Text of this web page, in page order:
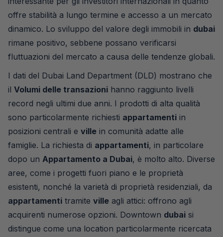
offre stabilità a lungo termine e accesso a un mercato
dinamico. Lo sviluppo del valore degli immobili in dubai
rimane positivo, sebbene possano verificarsi
fluttuazioni del mercato a causa delle tendenze globali.
I dati del Dubai Land Department (DLD) mostrano che
il Volumi delle transazioni hanno raggiunto livelli
record negli ultimi due anni. I prodotti di alta qualità
sono particolarmente richiesti appartamenti in
posizioni centrali e ville in comunità adatte alle
famiglie. La richiesta di appartamenti, in particolare
dopo un Appartamento a Dubai, è molto alto. Diverse
aree, come i progetti fuori piano e le proprietà
esistenti, nonché la varietà di proprietà residenziali, da
appartamenti tramite ville agli attici: offrono agli
acquirenti numerose opzioni. Downtown dubai si
distingue come una location particolarmente ricercata